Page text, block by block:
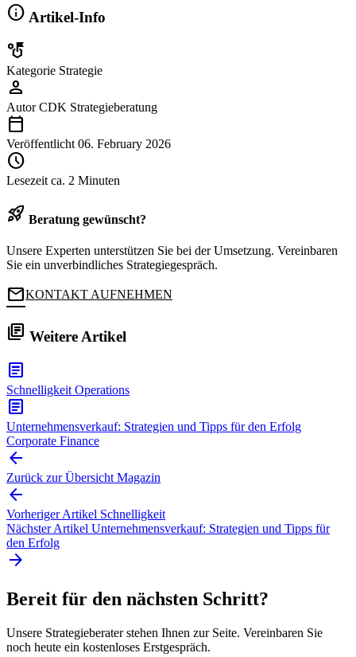
info Artikel-Info
strategy
Kategorie Strategie
person
Autor CDK Strategieberatung
calendar_today
Veröffentlicht 06. February 2026
schedule
Lesezeit ca. 2 Minuten
rocket_launch Beratung gewünscht?
Unsere Experten unterstützen Sie bei der Umsetzung. Vereinbaren
Sie ein unverbindliches Strategiegespräch.
mailKONTAKT AUFNEHMEN
library_books Weitere Artikel
article
Schnelligkeit Operations
article
Unternehmensverkauf: Strategien und Tipps für den Erfolg
Corporate Finance
arrow_back
Zurück zur Übersicht Magazin
arrow_back
Vorheriger Artikel Schnelligkeit
Nächster Artikel Unternehmensverkauf: Strategien und Tipps für
den Erfolg
arrow_forward
Bereit für den nächsten Schritt?
Unsere Strategieberater stehen Ihnen zur Seite. Vereinbaren Sie
noch heute ein kostenloses Erstgespräch.